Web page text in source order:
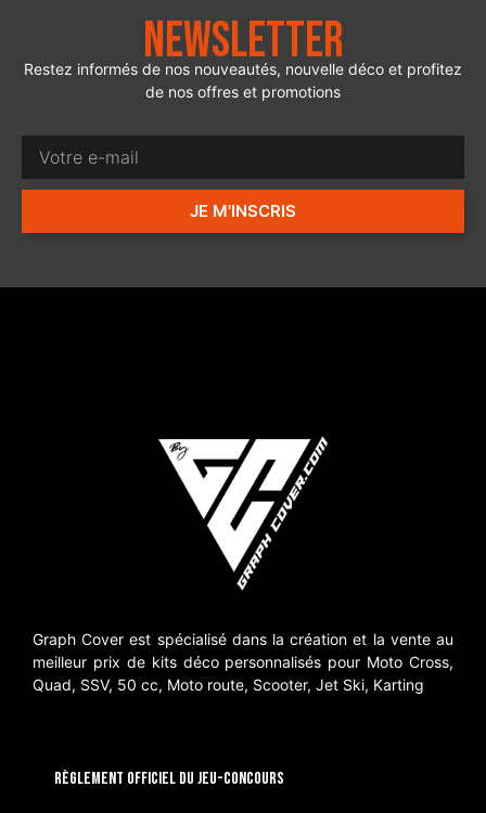
Newsletter
Restez informés de nos nouveautés, nouvelle déco et profitez
de nos offres et promotions
JE M'INSCRIS
Graph Cover est spécialisé dans la création et la vente au
meilleur prix de kits déco personnalisés pour Moto Cross,
Quad, SSV, 50 cc, Moto route, Scooter, Jet Ski, Karting
RÈGLEMENT OFFICIEL DU JEU-CONCOURS